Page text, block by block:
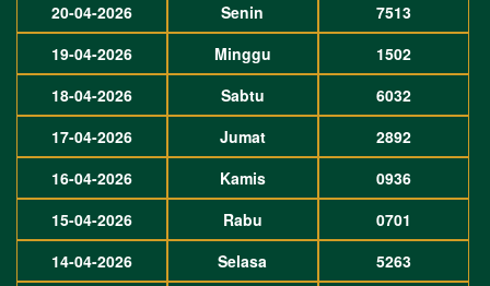
20-04-2026
Senin
7513
19-04-2026
Minggu
1502
18-04-2026
Sabtu
6032
17-04-2026
Jumat
2892
16-04-2026
Kamis
0936
15-04-2026
Rabu
0701
14-04-2026
Selasa 5263